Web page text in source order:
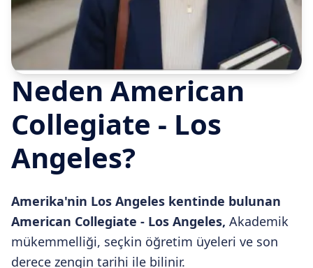
Neden American
Collegiate - Los
Angeles?
Amerika'nin Los Angeles kentinde bulunan
American Collegiate - Los Angeles, Akademik
mükemmelliği, seçkin öğretim üyeleri ve son
derece zengin tarihi ile bilinir.